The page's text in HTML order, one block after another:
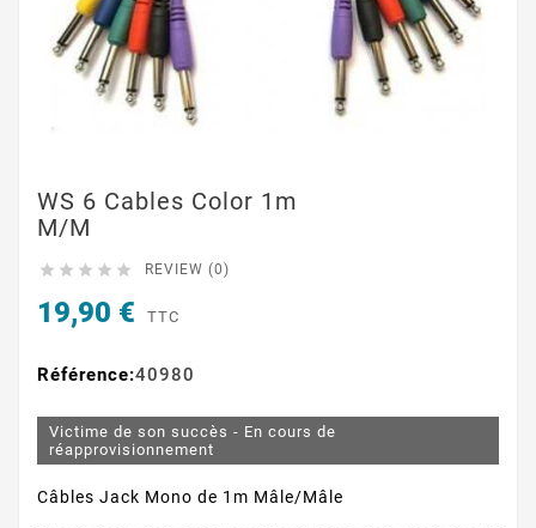
WS 6 Cables Color 1m
M/M
     REVIEW (0)
19,90 € TTC
Référence:40980
Victime de son succès - En cours de
réapprovisionnement
Câbles Jack Mono de 1m Mâle/Mâle